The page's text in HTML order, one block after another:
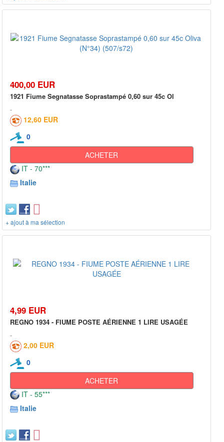
400,00 EUR
1921 Fiume Segnatasse Soprastampé 0,60 sur 45c Ol
12,60 EUR
0
ACHETER
IT - 70***
Italie
+ ajout à ma sélection
4,99 EUR
REGNO 1934 - FIUME POSTE AÉRIENNE 1 LIRE USAGÉE
2,00 EUR
0
ACHETER
IT - 55***
Italie